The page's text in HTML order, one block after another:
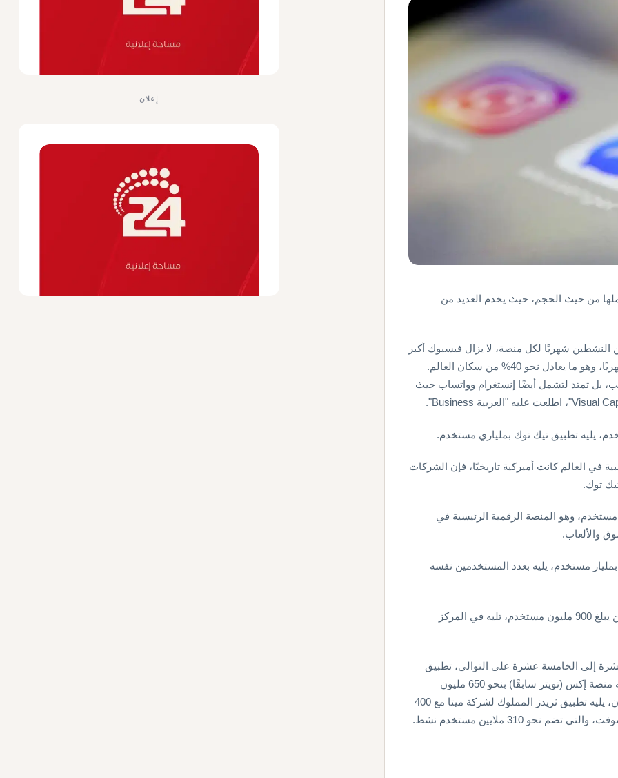
من حيث الحجم، حيث يخدم العديد من
شهريًا لكل منصة، لا يزال فيسبوك أكبر
بل تمتد لتشمل أيضًا إنستغرام وواتساب حيث
العالم كانت أميركية تاريخيًا، فإن الشركات
توك.
السادسة جاء تطبيق وي تشات الصيني بـ 1.4 مليار مستخدم، وهو المنصة الرقمية الرئيسية في
والألعاب.
مستخدم، يليه بعدد المستخدمين نفسه
أما في المرتبة التاسعة فجاء تطبيق سناب شات بعدد مستخدمين يبلغ 900 مليون مستخدم، تليه في المركز
إلى الخامسة عشرة على التوالي، تطبيق
"Douyin" الصيني بعدد مستخدمين يبلغ 755 مليون مستخدم، يليه منصة إكس (تويتر سابقًا) بنحو 650 مليون
مستخدم، وتطبيق بينترست بعدد مستخدمين يصل إلى 578 مليون، يليه تطبيق ثريدز المملوك لشركة ميتا مع 400
310 ملايين مستخدم نشط.
إعلان